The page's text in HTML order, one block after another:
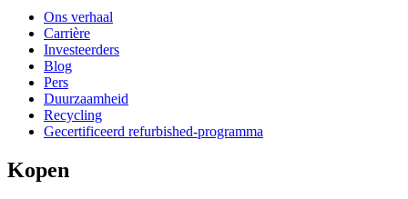
Ons verhaal
Carrière
Investeerders
Blog
Pers
Duurzaamheid
Recycling
Gecertificeerd refurbished-programma
Kopen